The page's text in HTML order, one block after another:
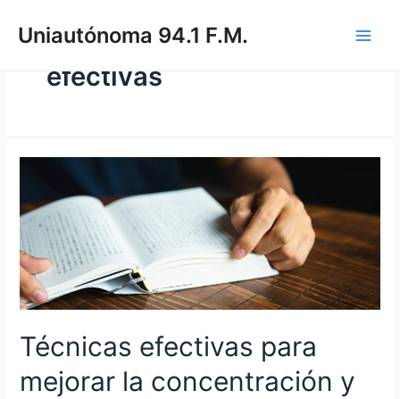
Uniautónoma 94.1 F.M.
efectivas
Técnicas efectivas para
mejorar la concentración y